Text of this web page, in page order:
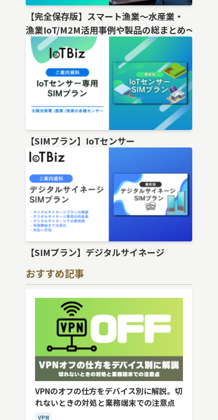
【完全保存版】スマート漁業〜水産業・
漁業IoT/M2M活用事例や製品の総まとめ〜
【SIMプラン】IoTセンサー
【SIMプラン】デジタルサイネージ
おすすめ記事
VPNのオフの仕方をデバイス別に解説。切
れないときの対処と業務端末での注意点
VPN